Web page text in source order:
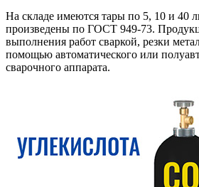
На складе имеются тары по 5, 10 и 40
произведены по ГОСТ 949-73.
выполнения работ сваркой, резки
помощью автоматического или
сварочного аппарата.